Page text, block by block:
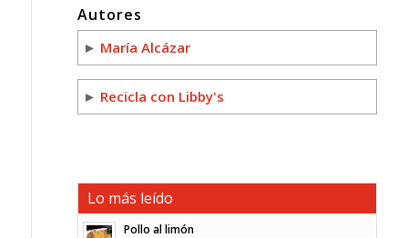
Autores
► María Alcázar
► Recicla con Libby's
Lo más leído
Pollo al limón